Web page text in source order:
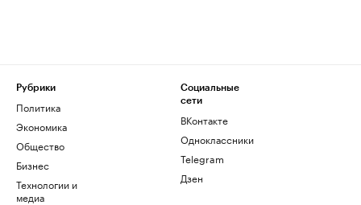
Рубрики
Политика
Экономика
Общество
Бизнес
Технологии и
медиа
Социальные
сети
ВКонтакте
Одноклассники
Telegram
Дзен